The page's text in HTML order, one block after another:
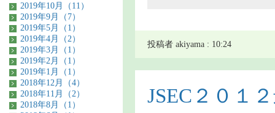
投稿者 akiyama : 10:24
JSEC２０１
2019年10月（11）
2019年9月（7）
2019年5月（1）
2019年4月（2）
2019年3月（1）
2019年2月（1）
2019年1月（1）
2018年12月（4）
2018年11月（2）
2018年8月（1）